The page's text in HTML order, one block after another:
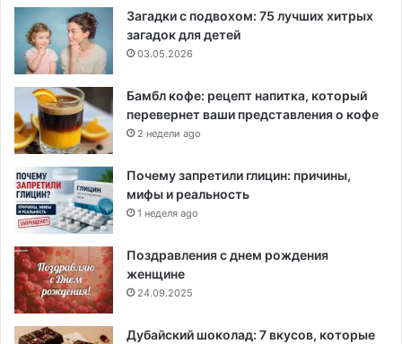
Загадки с подвохом: 75 лучших хитрых
загадок для детей
03.05.2026
Бамбл кофе: рецепт напитка, который
перевернет ваши представления о кофе
2 недели ago
Почему запретили глицин: причины,
мифы и реальность
1 неделя ago
Поздравления с днем рождения
женщине
24.09.2025
Дубайский шоколад: 7 вкусов, которые